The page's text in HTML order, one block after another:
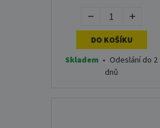
DO KOŠÍKU
Skladem • Odeslání do 2
dnů